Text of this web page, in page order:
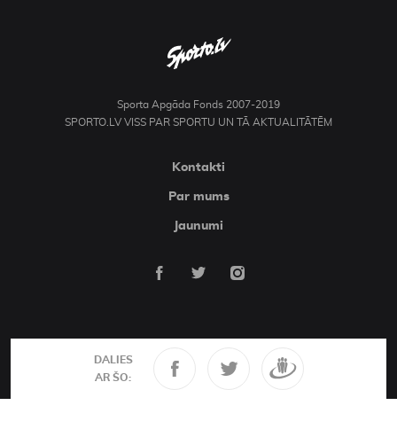
DALIES
AR ŠO:
Sporta Apgāda Fonds 2007-2019
SPORTO.LV VISS PAR SPORTU UN TĀ AKTUALITĀTĒM
Kontakti
Par mums
Jaunumi